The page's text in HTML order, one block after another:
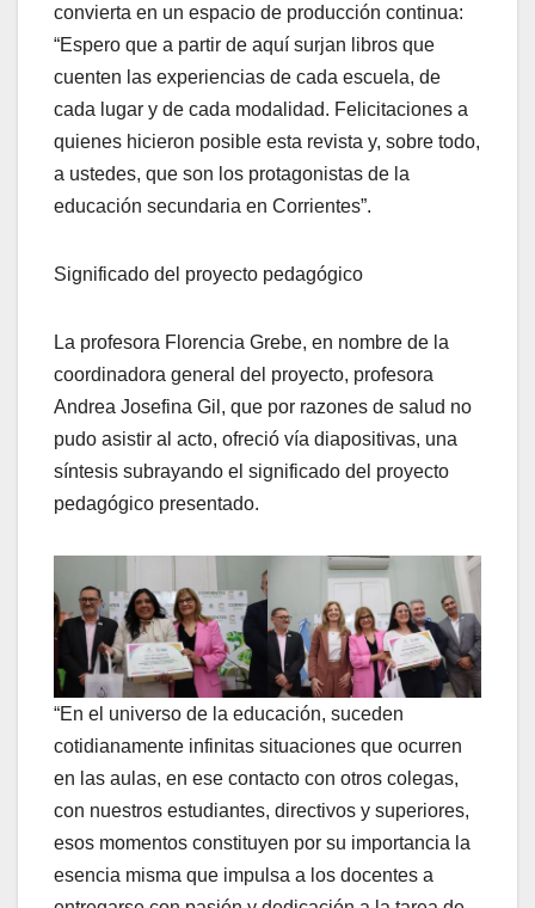
convierta en un espacio de producción continua:
“Espero que a partir de aquí surjan libros que
cuenten las experiencias de cada escuela, de
cada lugar y de cada modalidad. Felicitaciones a
quienes hicieron posible esta revista y, sobre todo,
a ustedes, que son los protagonistas de la
educación secundaria en Corrientes”.
Significado del proyecto pedagógico
La profesora Florencia Grebe, en nombre de la
coordinadora general del proyecto, profesora
Andrea Josefina Gil, que por razones de salud no
pudo asistir al acto, ofreció vía diapositivas, una
síntesis subrayando el significado del proyecto
pedagógico presentado.
“En el universo de la educación, suceden
cotidianamente infinitas situaciones que ocurren
en las aulas, en ese contacto con otros colegas,
con nuestros estudiantes, directivos y superiores,
esos momentos constituyen por su importancia la
esencia misma que impulsa a los docentes a